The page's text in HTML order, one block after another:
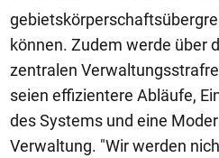
können. Zudem werde über
zentralen
seien effizientere Abläufe,
des Systems und eine
Verwaltung. "Wir werden